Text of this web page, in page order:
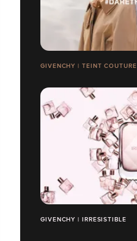
GIVENCHY | TEINT COUTURE
GIVENCHY | IRRESISTIBLE